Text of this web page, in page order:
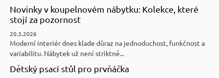
Novinky v koupelnovém nábytku: Kolekce, které
stojí za pozornost
20.3.2026
Moderní interiér dnes klade důraz na jednoduchost, funkčnost a
variabilitu. Nábytek už není striktně...
Dětský psací stůl pro prvňáčka